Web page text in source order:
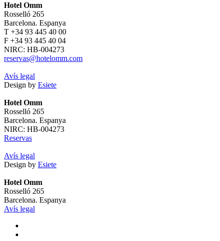
Hotel Omm
Rosselló 265
Barcelona. Espanya
T +34 93 445 40 00
F +34 93 445 40 04
NIRC: HB-004273
reservas@hotelomm.com
Avís legal
Design by Esiete
Hotel Omm
Rosselló 265
Barcelona. Espanya
NIRC: HB-004273
Reservas
Avís legal
Design by Esiete
Hotel Omm
Rosselló 265
Barcelona. Espanya
Avís legal